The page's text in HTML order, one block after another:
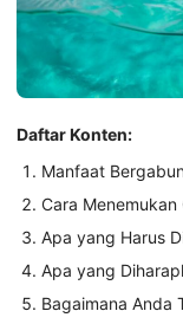
Daftar Konten:
Manfaat
Cara
Apa yang Harus
Apa yang
Bagaimana Anda